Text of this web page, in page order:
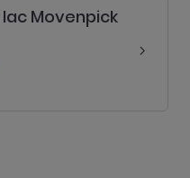
Movenpick